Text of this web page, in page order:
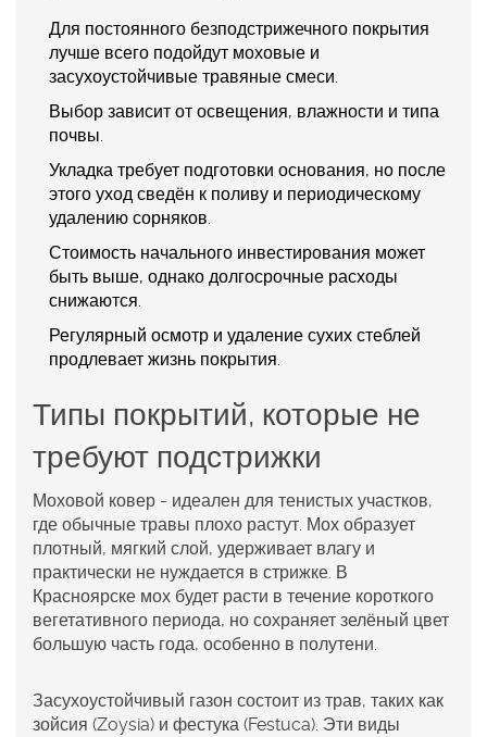
Для постоянного безподстрижечного покрытия
лучше всего подойдут моховые и
засухоустойчивые травяные смеси.
Выбор зависит от освещения, влажности и типа
почвы.
Укладка требует подготовки основания, но после
этого уход сведён к поливу и периодическому
удалению сорняков.
Стоимость начального инвестирования может
быть выше, однако долгосрочные расходы
снижаются.
Регулярный осмотр и удаление сухих стеблей
продлевает жизнь покрытия.
Типы покрытий, которые не
требуют подстрижки
Моховой ковер - идеален для тенистых участков,
где обычные травы плохо растут. Мох образует
плотный, мягкий слой, удерживает влагу и
практически не нуждается в стрижке. В
Красноярске мох будет расти в течение короткого
вегетативного периода, но сохраняет зелёный цвет
большую часть года, особенно в полутени.
Засухоустойчивый газон состоит из трав, таких как
зойсия (Zoysia) и фестука (Festuca). Эти виды